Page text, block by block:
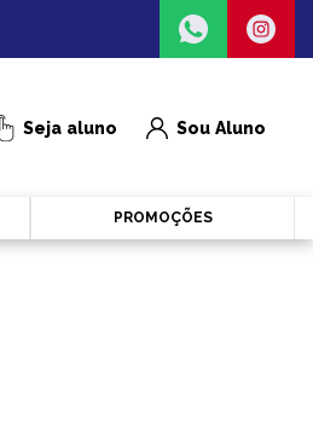
Seja aluno Sou Aluno
PROMOÇÕES